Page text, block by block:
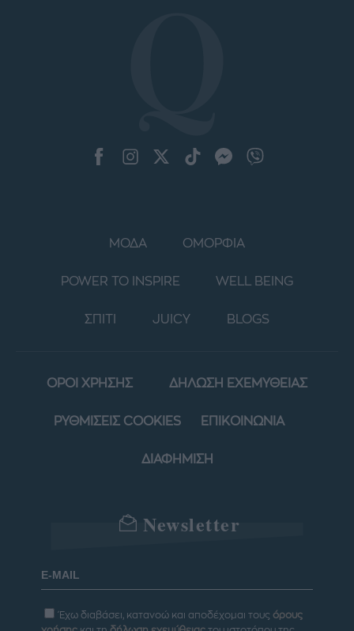
ΜΟΔΑ ΟΜΟΡΦΙΑ
POWER TO INSPIRE WELL BEING
ΣΠΙΤΙ JUICY BLOGS
ΟΡΟΙ ΧΡΗΣΗΣ ΔΗΛΩΣΗ ΕΧΕΜΥΘΕΙΑΣ
ΡΥΘΜΙΣΕΙΣ COOKIES ΕΠΙΚΟΙΝΩΝΙΑ
ΔΙΑΦΗΜΙΣΗ
Newsletter
Έχω διαβάσει, κατανοώ και αποδέχομαι τους όρους